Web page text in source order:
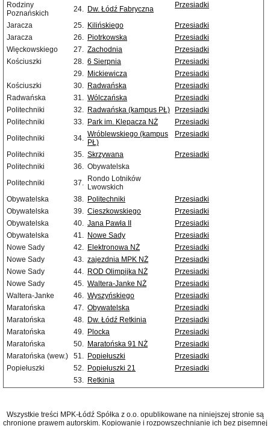
Rodziny
Poznańskich
24. Dw. Łódź Fabryczna Przesiadki
Jaracza 25. Kilińskiego
Przesiadki
Jaracza
26. Piotrkowska
Przesiadki
Więckowskiego
27. Zachodnia
Przesiadki
Kościuszki
28. 6 Sierpnia
Przesiadki
29. Mickiewicza
Przesiadki
Kościuszki
30. Radwańska
Przesiadki
Radwańska
31. Wólczańska
Przesiadki
Politechniki
32. Radwańska (kampus PŁ)
Przesiadki
Politechniki
33. Park im. Klepacza NŻ
Przesiadki
Politechniki
34. Wróblewskiego (kampus
PŁ)
Przesiadki
Politechniki 35. Skrzywana
Przesiadki
Politechniki
36. Obywatelska
Politechniki
37. Rondo Lotników
Lwowskich
Obywatelska
38. Politechniki
Przesiadki
Obywatelska
39. Cieszkowskiego
Przesiadki
Obywatelska
40. Jana Pawła II
Przesiadki
Obywatelska
41. Nowe Sady
Przesiadki
Nowe Sady
42. Elektronowa NŻ
Przesiadki
Nowe Sady
43. zajezdnia MPK NŻ
Przesiadki
Nowe Sady
44. ROD Olimpijka NŻ
Przesiadki
Nowe Sady
45. Waltera-Janke NŻ
Przesiadki
Waltera-Janke
46. Wyszyńskiego
Przesiadki
Maratońska
47. Obywatelska
Przesiadki
Maratońska
48. Dw. Łódź Retkinia
Przesiadki
Maratońska
49. Plocka
Przesiadki
Maratońska
50. Maratońska 91 NŻ
Przesiadki
Maratońska (wew.)
51. Popiełuszki
Przesiadki
Popiełuszki
52. Popiełuszki 21
Przesiadki
53. Retkinia
Wszystkie treści MPK-Łódź Spółka z o.o. opublikowane na niniejszej stronie są
chronione prawem autorskim. Kopiowanie i rozpowszechnianie ich bez pisemnej